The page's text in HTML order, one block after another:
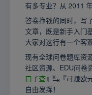
有多专业？从 2011
答卷挣钱的同时，写
文章，既是新手入门
大家对这行有一个客
现有全球问卷题库资
社区资源、EDU问卷
口子查』↹『可赚欧
自由发挥！